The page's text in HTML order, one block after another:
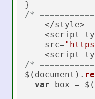
/*
    </style>
<script
    src=
<script
/*
$(document).
var box = $(